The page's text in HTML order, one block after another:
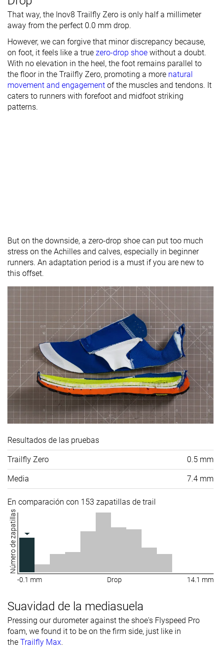
That way, the Inov8 Trailfly Zero is only half a millimeter
away from the perfect 0.0 mm drop.
However, we can forgive that minor discrepancy because,
on foot, it feels like a true zero-drop shoe without a doubt.
With no elevation in the heel, the foot remains parallel to
the floor in the Trailfly Zero, promoting a more natural
movement and engagement of the muscles and tendons. It
caters to runners with forefoot and midfoot striking
patterns.
But on the downside, a zero-drop shoe can put too much
stress on the Achilles and calves, especially in beginner
runners. An adaptation period is a must if you are new to
this offset.
Resultados de las pruebas
Trailfly Zero 0.5 mm
Media 7.4 mm
En comparación con 153 zapatillas de trail
Número de zapatillas
-0.1 mm Drop 14.1 mm
Suavidad de la mediasuela
Pressing our durometer against the shoe's Flyspeed Pro
foam, we found it to be on the firm side, just like in
the Trailfly Max.